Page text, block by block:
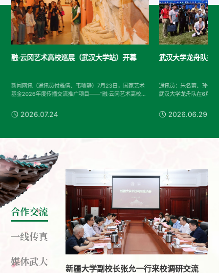
融·云冈艺术高校巡展（武汉大学站）开幕
新闻网讯（通讯员付雅倩、韦喻静）7月23日，国家艺术
基金2026年度传播交流推广项目——“融·云冈艺术高校巡
行。来自武汉大学、云冈研究院、山西省文化和旅游厅和
近十所高校的代表以及展览联合策展人参加开幕式。武汉
2026.07.24
武汉大学龙舟队接
通讯员：朱名蕾、孙一
武汉大学龙舟队在6月18
2026武汉端午龙舟邀请
2026年端午全国龙舟大
2026.06.29
合作交流
一线传真
媒体武大
新疆大学副校长张允一行来校调研交流